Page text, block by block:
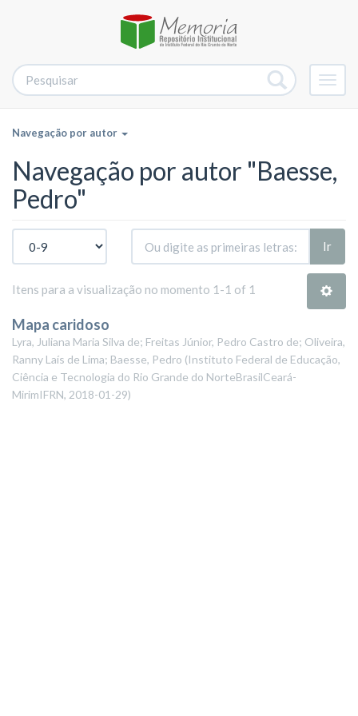
Navegação por autor
Navegação por autor "Baesse,
Pedro"
Ir
Itens para a visualização no momento 1-1 of 1
Mapa caridoso
Lyra, Juliana Maria Silva de; Freitas Júnior, Pedro Castro de; Oliveira,
Ranny Laís de Lima; Baesse, Pedro (Instituto Federal de Educação,
Ciência e Tecnologia do Rio Grande do NorteBrasilCeará-
MirimIFRN, 2018-01-29)